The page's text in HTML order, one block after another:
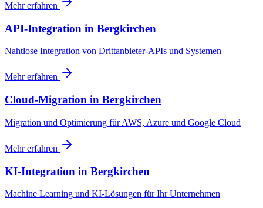
Mehr erfahren
API-Integration in Bergkirchen
Nahtlose Integration von Drittanbieter-APIs und Systemen
Mehr erfahren
Cloud-Migration in Bergkirchen
Migration und Optimierung für AWS, Azure und Google Cloud
Mehr erfahren
KI-Integration in Bergkirchen
Machine Learning und KI-Lösungen für Ihr Unternehmen